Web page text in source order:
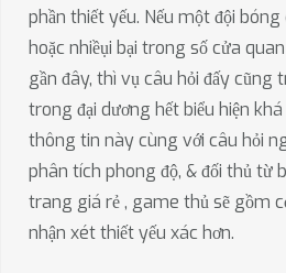
phần thiết yếu. Nếu một đội
hoặc nhiềụi bại trong số cửa
gần đây, thì vụ câu hỏi đấy cũng
trong đại dương hết biểu hiện khá
thông tin này cùng với câu hỏi
phân tích phong độ, & đối thủ từ
trang giá rẻ , game thủ sẽ gồm
nhận xét thiết yếu xác hơn.